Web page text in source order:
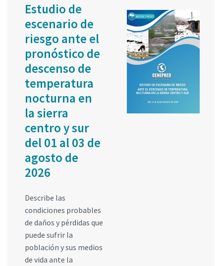
Estudio de
escenario de
riesgo ante el
pronóstico de
descenso de
temperatura
nocturna en
la sierra
centro y sur
del 01 al 03 de
agosto de
2026
Describe las
condiciones probables
de daños y pérdidas que
puede sufrir la
población y sus medios
de vida ante la